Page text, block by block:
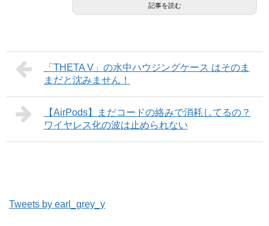
記事を読む
「THETA V」の水中ハウジングケース はそのま
まだと沈みません！
【AirPods】まだコードの絡みで消耗してるの？
ワイヤレス化の波は止められない
Tweets by earl_grey_y